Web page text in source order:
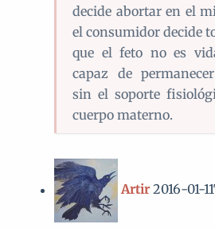
decide abortar en el
el consumidor decide
que el feto no es
capaz de
sin el soporte
cuerpo materno.
Artir 2016-01-